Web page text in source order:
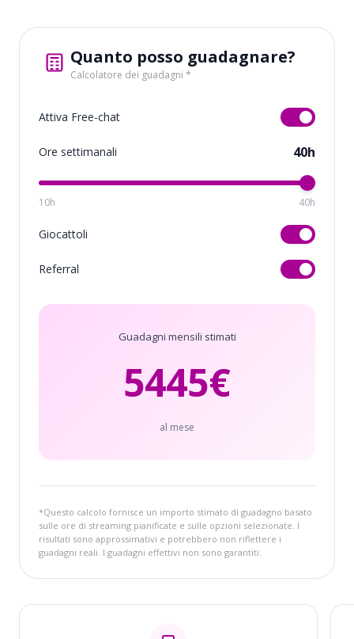
Quanto posso guadagnare?
Calcolatore dei guadagni *
Attiva Free-chat
Ore settimanali 40h
10h 40h
Giocattoli
Referral
Guadagni mensili stimati
5445€
al mese
*Questo calcolo fornisce un importo stimato di guadagno basato
sulle ore di streaming pianificate e sulle opzioni selezionate. I
risultati sono approssimativi e potrebbero non riflettere i
guadagni reali. I guadagni effettivi non sono garantiti.